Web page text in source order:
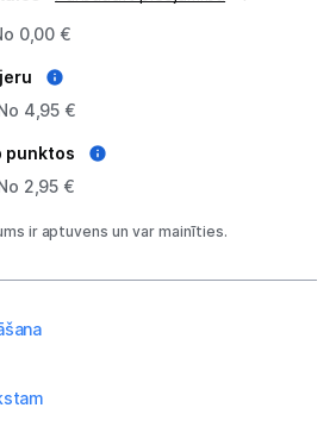
aksesuāri
un viedtālruņi
0,00 €
4,95 €
punktos
2,95 €
ir aptuvens un var mainīties.